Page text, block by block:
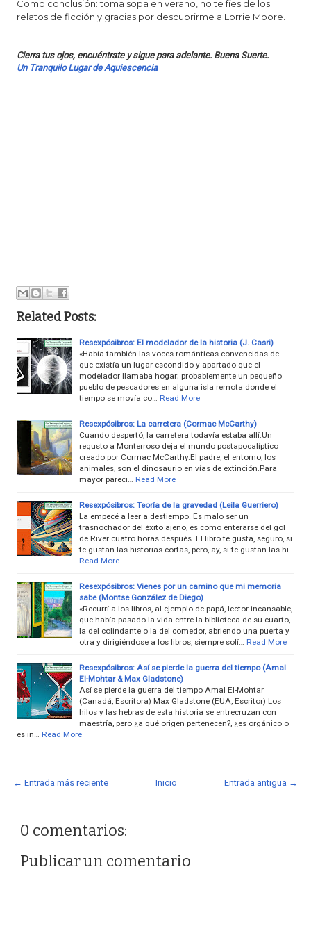
Como conclusión: toma sopa en verano, no te fíes de los
relatos de ficción y gracias por descubrirme a Lorrie Moore.
Cierra tus ojos, encuéntrate y sigue para adelante. Buena Suerte.
Un Tranquilo Lugar de Aquiescencia
Related Posts:
Resexpósibros: El modelador de la historia (J. Casri)
«Había también las voces románticas convencidas de
que existía un lugar escondido y apartado que el
modelador llamaba hogar; probablemente un pequeño
pueblo de pescadores en alguna isla remota donde el
tiempo se movía co…
Read More
Resexpósibros: La carretera (Cormac McCarthy)
Cuando despertó, la carretera todavía estaba allí.Un
regusto a Monterroso deja el mundo postapocalíptico
creado por Cormac McCarthy.El padre, el entorno, los
animales, son el dinosaurio en vías de extinción.Para
mayor pareci…
Read More
Resexpósibros: Teoría de la gravedad (Leila Guerriero)
La empecé a leer a destiempo. Es malo ser un
trasnochador del éxito ajeno, es como enterarse del gol
de River cuatro horas después. El libro te gusta, seguro, si
te gustan las historias cortas, pero, ay, si te gustan las hi…
Read More
Resexpósibros: Vienes por un camino que mi memoria
sabe (Montse González de Diego)
«Recurrí a los libros, al ejemplo de papá, lector incansable,
que había pasado la vida entre la biblioteca de su cuarto,
la del colindante o la del comedor, abriendo una puerta y
otra y dirigiéndose a los libros, siempre solí…
Read More
Resexpósibros: Así se pierde la guerra del tiempo (Amal
El-Mohtar & Max Gladstone)
Así se pierde la guerra del tiempo Amal El-Mohtar
(Canadá, Escritora) Max Gladstone (EUA, Escritor) Los
hilos y las hebras de esta historia se entrecruzan con
maestría, pero ¿a qué origen pertenecen?, ¿es orgánico o
es in…
Read More
← Entrada más reciente Entrada antigua →
Inicio
0 comentarios:
Publicar un comentario